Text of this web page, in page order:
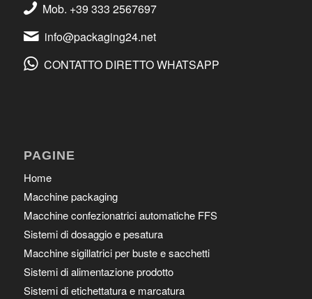
Mob. +39 333 2567697
info@packaging24.net
CONTATTO DIRETTO WHATSAPP
PAGINE
Home
Macchine packaging
Macchine confezionatrici automatiche FFS
Sistemi di dosaggio e pesatura
Macchine sigillatrici per buste e sacchetti
Sistemi di alimentazione prodotto
Sistemi di etichettatura e marcatura